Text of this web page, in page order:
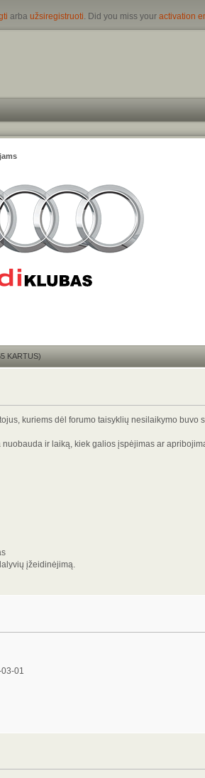
arba užsiregistruoti. Did you miss your activation
KARTUS)
kuriems dėl forumo taisyklių nesilaikymo buvo
ir laiką, kiek galios įspėjimas ar
įžeidinėjimą.
01